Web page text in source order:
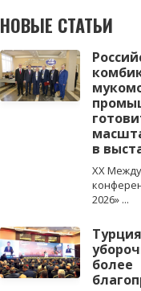
НОВЫЕ СТАТЬИ
в
XX
2026» ...
более